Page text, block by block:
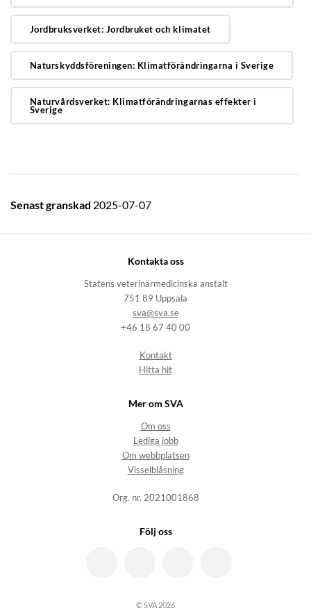
Jordbruksverket: Jordbruket och klimatet
Naturskyddsföreningen: Klimatförändringarna i Sverige
Naturvårdsverket: Klimatförändringarnas effekter i
Sverige
Senast granskad 2025-07-07
Kontakta oss
Statens veterinärmedicinska anstalt
751 89 Uppsala
sva@sva.se
+46 18 67 40 00
Kontakt
Hitta hit
Mer om SVA
Om oss
Lediga jobb
Om webbplatsen
Visselblåsning
Org. nr. 2021001868
Följ oss
© SVA 2026